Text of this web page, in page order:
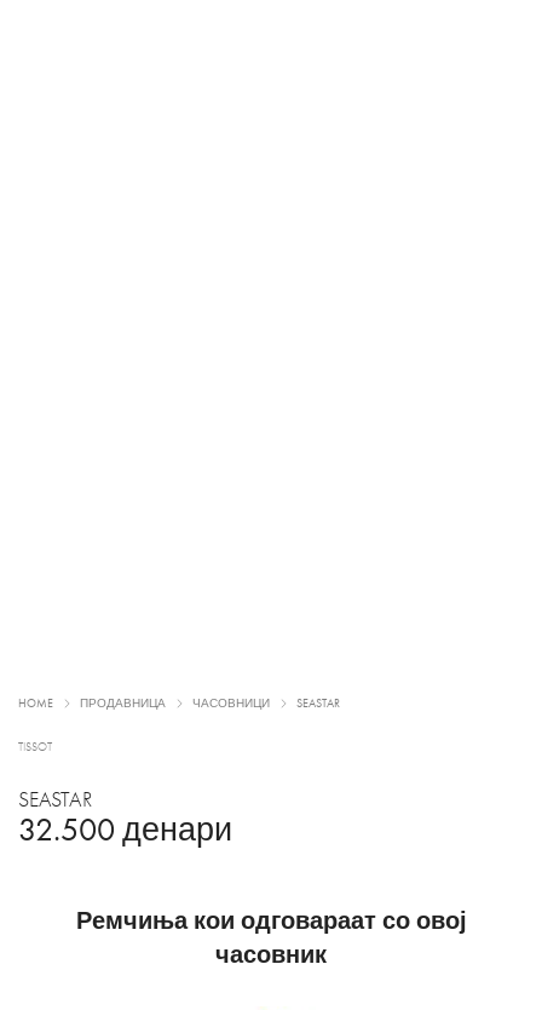
HOME ПРОДАВНИЦА ЧАСОВНИЦИ SEASTAR
TISSOT
SEASTAR
32.500 денари
Ремчиња кои одговараат со овој
часовник